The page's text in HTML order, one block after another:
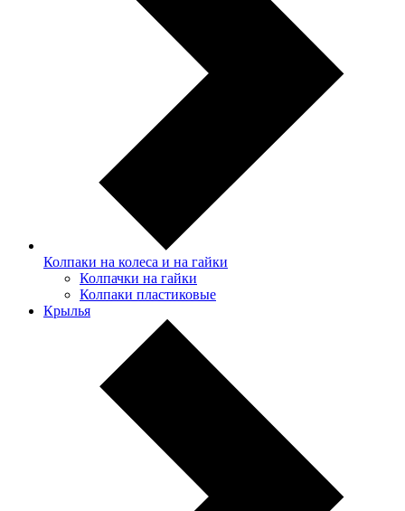
Колпаки на колеса и на гайки
Колпачки на гайки
Колпаки пластиковые
Крылья